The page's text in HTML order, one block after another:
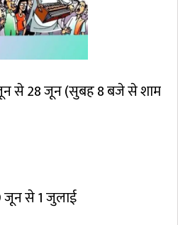
से 28 जून (सुबह 8 बजे से शाम
जून से 1 जुलाई